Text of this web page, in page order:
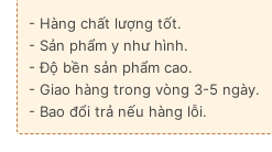
- Hàng chất lượng tốt.
- Sản phẩm y như hình.
- Độ bền sản phẩm cao.
- Giao hàng trong vòng 3-5 ngày.
- Bao đổi trả nếu hàng lỗi.